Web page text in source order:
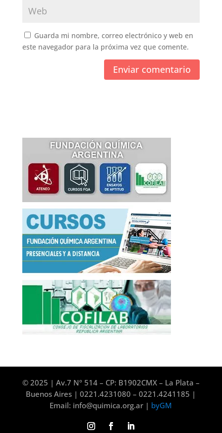
Guarda mi nombre, correo electrónico y web en
este navegador para la próxima vez que comente.
© 2025 | Av.7 Nº 514 – CP: B1902CMX – La Plata –
Buenos Aires | 0221.4231080 – 0221.4241185 |
Email: info@quimica.org.ar | byGM